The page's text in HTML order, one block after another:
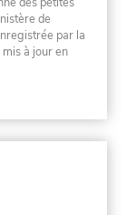
de
par la
à jour en